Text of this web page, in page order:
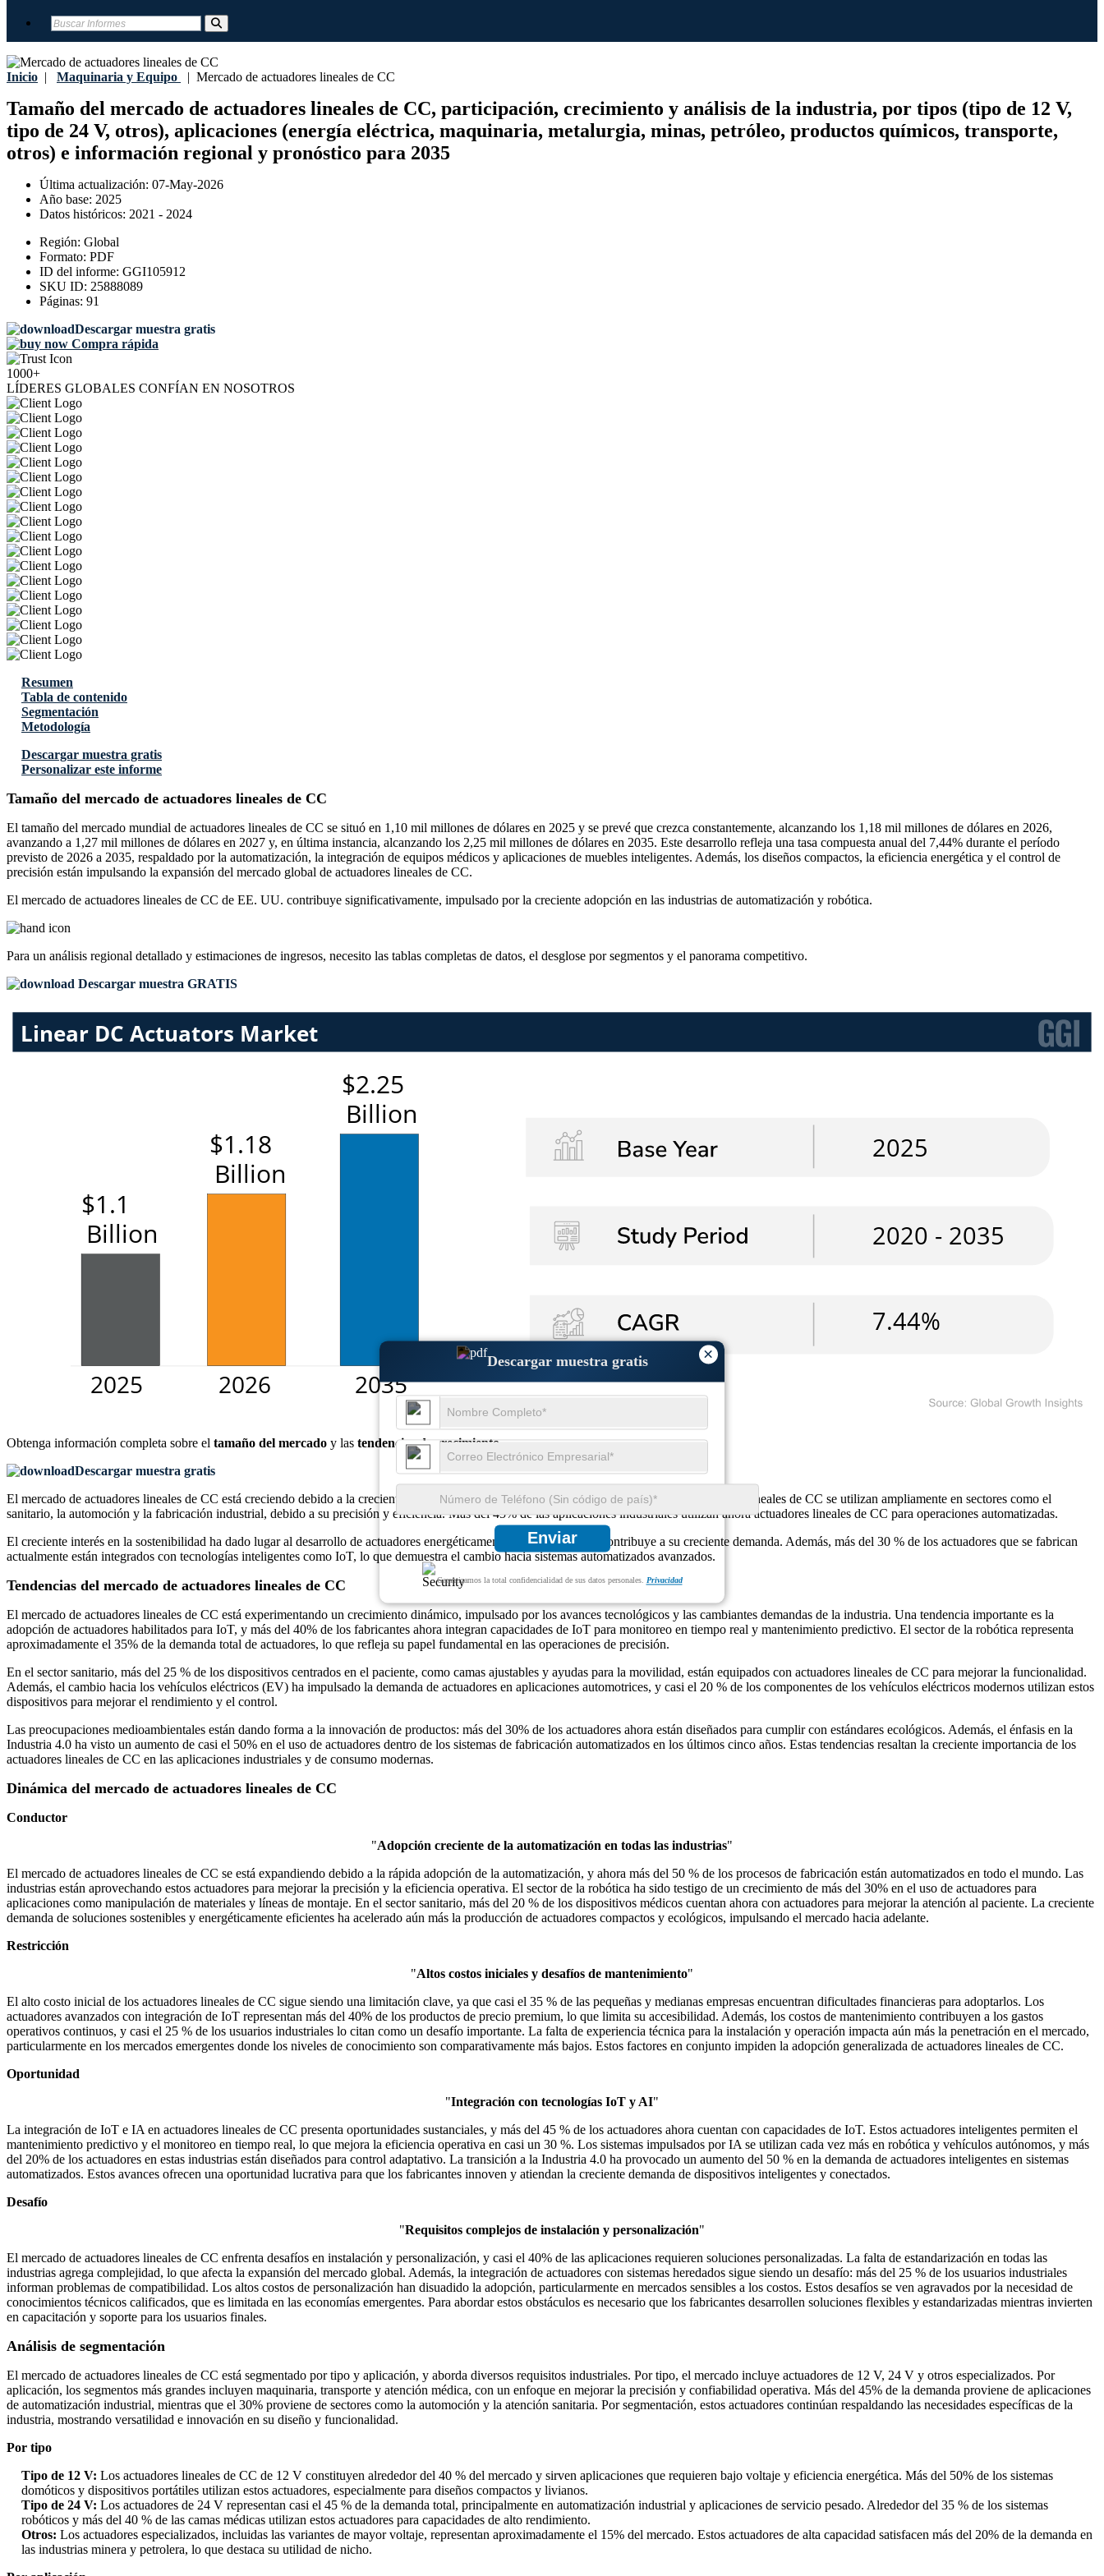
Inicio | Maquinaria y Equipo | Mercado de actuadores lineales de CC
Tamaño del mercado de actuadores lineales de CC, participación, crecimiento y análisis de la industria, por tipos (tipo de 12 V,
tipo de 24 V, otros), aplicaciones (energía eléctrica, maquinaria, metalurgia, minas, petróleo, productos químicos, transporte,
otros) e información regional y pronóstico para 2035
Última actualización: 07-May-2026
Año base: 2025
Datos históricos: 2021 - 2024
Región: Global
Formato: PDF
ID del informe: GGI105912
SKU ID: 25888089
Páginas: 91
Descargar muestra gratis
Compra rápida
1000+
LÍDERES GLOBALES CONFÍAN EN NOSOTROS
×
Descargar muestra gratis
Enviar
Garantizamos la total confidencialidad de sus datos personales. Privacidad
Resumen
Tabla de contenido
Segmentación
Metodología
Descargar muestra gratis
Personalizar este informe
Tamaño del mercado de actuadores lineales de CC
El tamaño del mercado mundial de actuadores lineales de CC se situó en 1,10 mil millones de dólares en 2025 y se prevé que crezca constantemente, alcanzando los 1,18 mil millones de dólares en 2026,
avanzando a 1,27 mil millones de dólares en 2027 y, en última instancia, alcanzando los 2,25 mil millones de dólares en 2035. Este desarrollo refleja una tasa compuesta anual del 7,44% durante el período
previsto de 2026 a 2035, respaldado por la automatización, la integración de equipos médicos y aplicaciones de muebles inteligentes. Además, los diseños compactos, la eficiencia energética y el control de
precisión están impulsando la expansión del mercado global de actuadores lineales de CC.
El mercado de actuadores lineales de CC de EE. UU. contribuye significativamente, impulsado por la creciente adopción en las industrias de automatización y robótica.
Para un análisis regional detallado y estimaciones de ingresos, necesito las tablas completas de datos, el desglose por segmentos y el panorama competitivo.
Descargar muestra GRATIS
Obtenga información completa sobre el tamaño del mercado y las tendencias de crecimiento
Descargar muestra gratis
El mercado de actuadores lineales de CC está creciendo debido a la creciente integración de la automatización en las industrias. Los actuadores lineales de CC se utilizan ampliamente en sectores como el
sanitario, la automoción y la fabricación industrial, debido a su precisión y eficiencia. Más del 45% de las aplicaciones industriales utilizan ahora actuadores lineales de CC para operaciones automatizadas.
El creciente interés en la sostenibilidad ha dado lugar al desarrollo de actuadores energéticamente eficientes, lo que contribuye a su creciente demanda. Además, más del 30 % de los actuadores que se fabrican
actualmente están integrados con tecnologías inteligentes como IoT, lo que demuestra el cambio hacia sistemas automatizados avanzados.
Tendencias del mercado de actuadores lineales de CC
El mercado de actuadores lineales de CC está experimentando un crecimiento dinámico, impulsado por los avances tecnológicos y las cambiantes demandas de la industria. Una tendencia importante es la
adopción de actuadores habilitados para IoT, y más del 40% de los fabricantes ahora integran capacidades de IoT para monitoreo en tiempo real y mantenimiento predictivo. El sector de la robótica representa
aproximadamente el 35% de la demanda total de actuadores, lo que refleja su papel fundamental en las operaciones de precisión.
En el sector sanitario, más del 25 % de los dispositivos centrados en el paciente, como camas ajustables y ayudas para la movilidad, están equipados con actuadores lineales de CC para mejorar la funcionalidad.
Además, el cambio hacia los vehículos eléctricos (EV) ha impulsado la demanda de actuadores en aplicaciones automotrices, y casi el 20 % de los componentes de los vehículos eléctricos modernos utilizan estos
dispositivos para mejorar el rendimiento y el control.
Las preocupaciones medioambientales están dando forma a la innovación de productos: más del 30% de los actuadores ahora están diseñados para cumplir con estándares ecológicos. Además, el énfasis en la
Industria 4.0 ha visto un aumento de casi el 50% en el uso de actuadores dentro de los sistemas de fabricación automatizados en los últimos cinco años. Estas tendencias resaltan la creciente importancia de los
actuadores lineales de CC en las aplicaciones industriales y de consumo modernas.
Dinámica del mercado de actuadores lineales de CC
Conductor
"Adopción creciente de la automatización en todas las industrias"
El mercado de actuadores lineales de CC se está expandiendo debido a la rápida adopción de la automatización, y ahora más del 50 % de los procesos de fabricación están automatizados en todo el mundo. Las
industrias están aprovechando estos actuadores para mejorar la precisión y la eficiencia operativa. El sector de la robótica ha sido testigo de un crecimiento de más del 30% en el uso de actuadores para
aplicaciones como manipulación de materiales y líneas de montaje. En el sector sanitario, más del 20 % de los dispositivos médicos cuentan ahora con actuadores para mejorar la atención al paciente. La creciente
demanda de soluciones sostenibles y energéticamente eficientes ha acelerado aún más la producción de actuadores compactos y ecológicos, impulsando el mercado hacia adelante.
Restricción
"Altos costos iniciales y desafíos de mantenimiento"
El alto costo inicial de los actuadores lineales de CC sigue siendo una limitación clave, ya que casi el 35 % de las pequeñas y medianas empresas encuentran dificultades financieras para adoptarlos. Los
actuadores avanzados con integración de IoT representan más del 40% de los productos de precio premium, lo que limita su accesibilidad. Además, los costos de mantenimiento contribuyen a los gastos
operativos continuos, y casi el 25 % de los usuarios industriales lo citan como un desafío importante. La falta de experiencia técnica para la instalación y operación impacta aún más la penetración en el mercado,
particularmente en los mercados emergentes donde los niveles de conocimiento son comparativamente más bajos. Estos factores en conjunto impiden la adopción generalizada de actuadores lineales de CC.
Oportunidad
"Integración con tecnologías IoT y AI"
La integración de IoT e IA en actuadores lineales de CC presenta oportunidades sustanciales, y más del 45 % de los actuadores ahora cuentan con capacidades de IoT. Estos actuadores inteligentes permiten el
mantenimiento predictivo y el monitoreo en tiempo real, lo que mejora la eficiencia operativa en casi un 30 %. Los sistemas impulsados ​​por IA se utilizan cada vez más en robótica y vehículos autónomos, y más
del 20% de los actuadores en estas industrias están diseñados para control adaptativo. La transición a la Industria 4.0 ha provocado un aumento del 50 % en la demanda de actuadores inteligentes en sistemas
automatizados. Estos avances ofrecen una oportunidad lucrativa para que los fabricantes innoven y atiendan la creciente demanda de dispositivos inteligentes y conectados.
Desafío
"Requisitos complejos de instalación y personalización"
El mercado de actuadores lineales de CC enfrenta desafíos en instalación y personalización, y casi el 40% de las aplicaciones requieren soluciones personalizadas. La falta de estandarización en todas las
industrias agrega complejidad, lo que afecta la expansión del mercado global. Además, la integración de actuadores con sistemas heredados sigue siendo un desafío: más del 25 % de los usuarios industriales
informan problemas de compatibilidad. Los altos costos de personalización han disuadido la adopción, particularmente en mercados sensibles a los costos. Estos desafíos se ven agravados por la necesidad de
conocimientos técnicos calificados, que es limitada en las economías emergentes. Para abordar estos obstáculos es necesario que los fabricantes desarrollen soluciones flexibles y estandarizadas mientras invierten
en capacitación y soporte para los usuarios finales.
Análisis de segmentación
El mercado de actuadores lineales de CC está segmentado por tipo y aplicación, y aborda diversos requisitos industriales. Por tipo, el mercado incluye actuadores de 12 V, 24 V y otros especializados. Por
aplicación, los segmentos más grandes incluyen maquinaria, transporte y atención médica, con un enfoque en mejorar la precisión y confiabilidad operativa. Más del 45% de la demanda proviene de aplicaciones
de automatización industrial, mientras que el 30% proviene de sectores como la automoción y la atención sanitaria. Por segmentación, estos actuadores continúan respaldando las necesidades específicas de la
industria, mostrando versatilidad e innovación en su diseño y funcionalidad.
Por tipo
Tipo de 12 V: Los actuadores lineales de CC de 12 V constituyen alrededor del 40 % del mercado y sirven aplicaciones que requieren bajo voltaje y eficiencia energética. Más del 50% de los sistemas
domóticos y dispositivos portátiles utilizan estos actuadores, especialmente para diseños compactos y livianos.
Tipo de 24 V: Los actuadores de 24 V representan casi el 45 % de la demanda total, principalmente en automatización industrial y aplicaciones de servicio pesado. Alrededor del 35 % de los sistemas
robóticos y más del 40 % de las camas médicas utilizan estos actuadores para capacidades de alto rendimiento.
Otros: Los actuadores especializados, incluidas las variantes de mayor voltaje, representan aproximadamente el 15% del mercado. Estos actuadores de alta capacidad satisfacen más del 20% de la demanda en
las industrias minera y petrolera, lo que destaca su utilidad de nicho.